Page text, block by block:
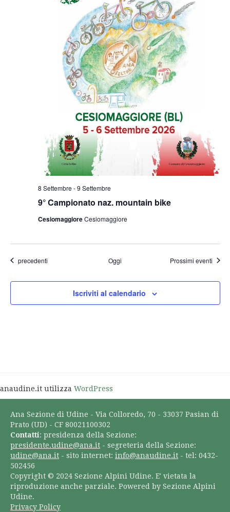
9° Campionato naz. mountain bike
8 Settembre -9 Settembre
CesiomaggioreCesiomaggiore
Eventi
precedenti Oggi Prossimi eventi
Iscriviti al calendario
anaudine.it utilizza WordPress
Ana Sezione di Udine - Via Colloredo, 70 - 33037 Pasian di
Prato (UD) - CF 80021100302
Contatti: presidenza della Sezione:
presidente.udine@ana.it - segreteria della Sezione:
udine@ana.it - sito internet: info@anaudine.it - tel: 0432-
502456
Copyright © 2024 Sezione Alpini Udine. E' vietata la
riproduzione anche parziale. Powered by Sezione Alpini
Udine.
Privacy Policy